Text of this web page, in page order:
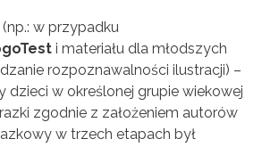
(np.: w przypadku
i materiału dla młodszych
rozpoznawalności ilustracji) –
dzieci w określonej grupie wiekowej
zgodnie z założeniem autorów
w trzech etapach był